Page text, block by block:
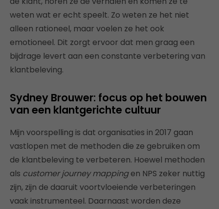
weten wat er echt speelt. Zo weten ze het niet
alleen rationeel, maar voelen ze het ook
emotioneel. Dit zorgt ervoor dat men graag een
bijdrage levert aan een constante verbetering van
klantbeleving.
Sydney Brouwer: focus op het bouwen
van een klantgerichte cultuur
Mijn voorspelling is dat organisaties in 2017 gaan
vastlopen met de methoden die ze gebruiken om
de klantbeleving te verbeteren. Hoewel methoden
als customer journey mappingen NPS zeker nuttig
zijn, zijn de daaruit voortvloeiende verbeteringen
vaak instrumenteel. Daarnaast worden deze